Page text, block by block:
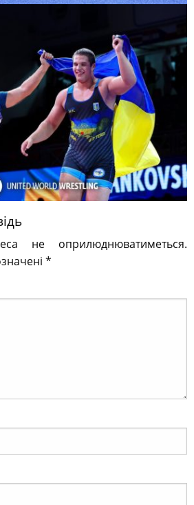
не оприлюднюватиметься.
*